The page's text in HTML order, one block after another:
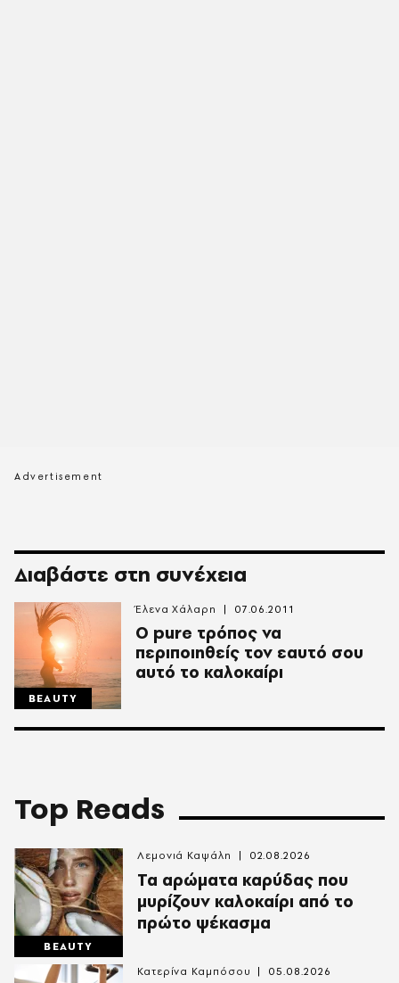
Διαβάστε στη συνέχεια
BEAUTY
Ο pure τρόπος να
περιποιηθείς τον εαυτό σου
αυτό το καλοκαίρι
Έλενα Χάλαρη 07.06.2011
Top Reads
BEAUTY
Τα αρώματα καρύδας που
μυρίζουν καλοκαίρι από το
πρώτο ψέκασμα
Λεμονιά Καψάλη 02.08.2026
Κατερίνα Καμπόσου 05.08.2026